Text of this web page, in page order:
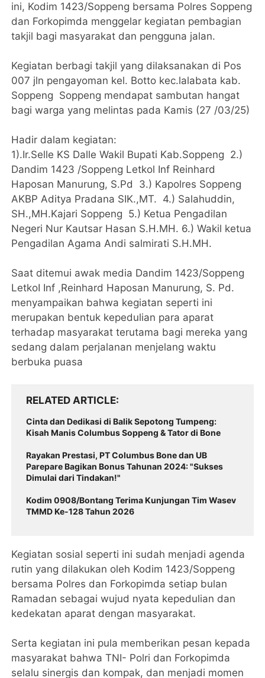
ini, Kodim 1423/Soppeng bersama Polres Soppeng
dan Forkopimda menggelar kegiatan pembagian
takjil bagi masyarakat dan pengguna jalan.
Kegiatan berbagi takjil yang dilaksanakan di Pos
007 jln pengayoman kel. Botto kec.lalabata kab.
Soppeng Soppeng mendapat sambutan hangat
bagi warga yang melintas pada Kamis (27 /03/25)
Hadir dalam kegiatan:
1).Ir.Selle KS Dalle Wakil Bupati Kab.Soppeng 2.)
Dandim 1423 /Soppeng Letkol Inf Reinhard
Haposan Manurung, S.Pd 3.) Kapolres Soppeng
AKBP Aditya Pradana SIK.,MT. 4.) Salahuddin,
SH.,MH.Kajari Soppeng 5.) Ketua Pengadilan
Negeri Nur Kautsar Hasan S.H.MH. 6.) Wakil ketua
Pengadilan Agama Andi salmirati S.H.MH.
Saat ditemui awak media Dandim 1423/Soppeng
LetkoI Inf ,Reinhard Haposan Manurung, S. Pd.
menyampaikan bahwa kegiatan seperti ini
merupakan bentuk kepedulian para aparat
terhadap masyarakat terutama bagi mereka yang
sedang dalam perjalanan menjelang waktu
berbuka puasa
RELATED ARTICLE
Cinta dan Dedikasi di Balik Sepotong Tumpeng:
Kisah Manis Columbus Soppeng & Tator di Bone
Rayakan Prestasi, PT Columbus Bone dan UB
Parepare Bagikan Bonus Tahunan 2024: "Sukses
Dimulai dari Tindakan!"
Kodim 0908/Bontang Terima Kunjungan Tim Wasev
TMMD Ke-128 Tahun 2026
Kegiatan sosial seperti ini sudah menjadi agenda
rutin yang dilakukan oleh Kodim 1423/Soppeng
bersama Polres dan Forkopimda setiap bulan
Ramadan sebagai wujud nyata kepedulian dan
kedekatan aparat dengan masyarakat.
Serta kegiatan ini pula memberikan pesan kepada
masyarakat bahwa TNI- Polri dan Forkopimda
selalu sinergis dan kompak, dan menjadi momen